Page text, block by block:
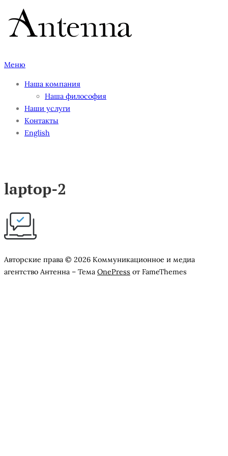
Перейти
содержимому
Меню
Наша компания
Наша философия
Наши услуги
Контакты
English
laptop-2
Авторские права © 2026 Коммуникационное и медиа
агентство Антенна – Тема OnePress от FameThemes